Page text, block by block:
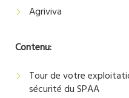
Agriviva
Contenu:
Tour de votre
sécurité du SPAA